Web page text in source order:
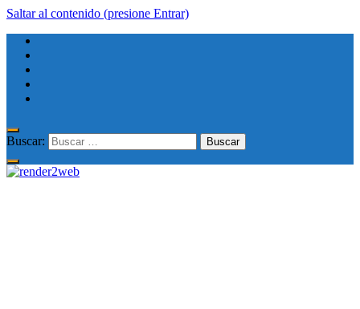
Saltar al contenido (presione Entrar)
Buscar: